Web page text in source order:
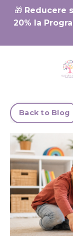
🎁 Reducere
20% la
Back to Blog